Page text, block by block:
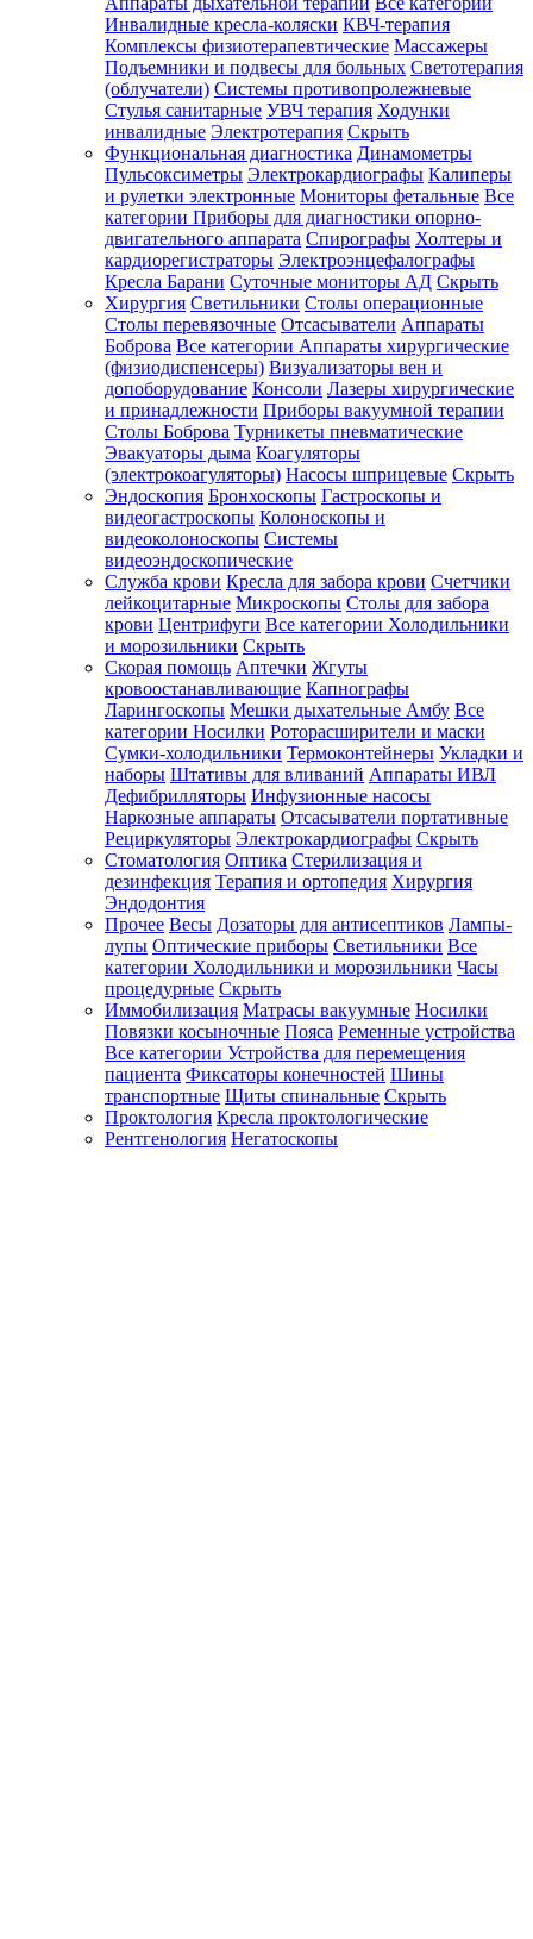
Инвалидные кресла-коляски КВЧ-терапия
Комплексы физиотерапевтические Массажеры
Подъемники и подвесы для больных Светотерапия
(облучатели) Системы противопролежневые
Стулья санитарные УВЧ терапия Ходунки
инвалидные Электротерапия Скрыть
Функциональная диагностика Динамометры
Пульсоксиметры Электрокардиографы Калиперы
и рулетки электронные Мониторы фетальные Все
категории Приборы для диагностики опорно-
двигательного аппарата Спирографы Холтеры и
кардиорегистраторы Электроэнцефалографы
Кресла Барани Суточные мониторы АД Скрыть
Хирургия Светильники Столы операционные
Столы перевязочные Отсасыватели Аппараты
Боброва Все категории Аппараты хирургические
(физиодиспенсеры) Визуализаторы вен и
допоборудование Консоли Лазеры хирургические
и принадлежности Приборы вакуумной терапии
Столы Боброва Турникеты пневматические
Эвакуаторы дыма Коагуляторы
(электрокоагуляторы) Насосы шприцевые Скрыть
Эндоскопия Бронхоскопы Гастроскопы и
видеогастроскопы Колоноскопы и
видеоколоноскопы Системы
видеоэндоскопические
Служба крови Кресла для забора крови Счетчики
лейкоцитарные Микроскопы Столы для забора
крови Центрифуги Все категории Холодильники
и морозильники Скрыть
Скорая помощь Аптечки Жгуты
кровоостанавливающие Капнографы
Ларингоскопы Мешки дыхательные Амбу Все
категории Носилки Роторасширители и маски
Сумки-холодильники Термоконтейнеры Укладки и
наборы Штативы для вливаний Аппараты ИВЛ
Дефибрилляторы Инфузионные насосы
Наркозные аппараты Отсасыватели портативные
Рециркуляторы Электрокардиографы Скрыть
Стоматология Оптика Стерилизация и
дезинфекция Терапия и ортопедия Хирургия
Эндодонтия
Прочее Весы Дозаторы для антисептиков Лампы-
лупы Оптические приборы Светильники Все
категории Холодильники и морозильники Часы
процедурные Скрыть
Иммобилизация Матрасы вакуумные Носилки
Повязки косыночные Пояса Ременные устройства
Все категории Устройства для перемещения
пациента Фиксаторы конечностей Шины
транспортные Щиты спинальные Скрыть
Проктология Кресла проктологические
Рентгенология Негатоскопы